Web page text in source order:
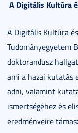
A Digitális Kultúra
A Digitális Kultúra
Tudományegyetem
doktorandusz
ami a hazai kutatás
adni, valamint
ismertségéhez és
eredményeire